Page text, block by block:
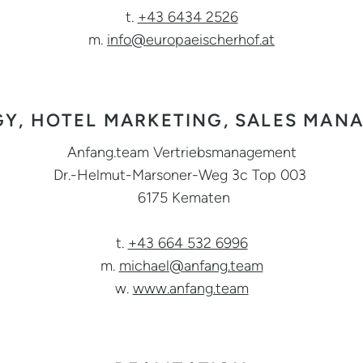
t. +43 6434 2526
m. info@europaeischerhof.at
HOTEL MARKETING, SALES
Anfang.team Vertriebsmanagement
Dr.-Helmut-Marsoner-Weg 3c Top 003
6175 Kematen
t. +43 664 532 6996
m. michael@anfang.team
w. www.anfang.team